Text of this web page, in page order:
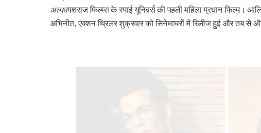
अल्फायशराज फिल्म्स के स्पाई यूनिवर्स की पहली महिला प्रधान फिल्म।
अभिनीत, एक्शन थ्रिलर शुक्रवार को सिनेमाघरों में रिलीज हुई और तब से